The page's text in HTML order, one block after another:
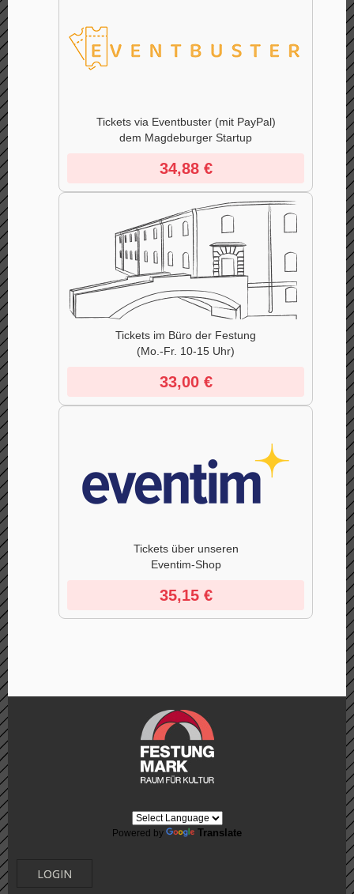
Tickets via Eventbuster (mit PayPal)
dem Magdeburger Startup
34,88 €
Tickets im Büro der Festung
(Mo.-Fr. 10-15 Uhr)
33,00 €
Tickets über unseren
Eventim-Shop
35,15 €
Powered by Translate
LOGIN